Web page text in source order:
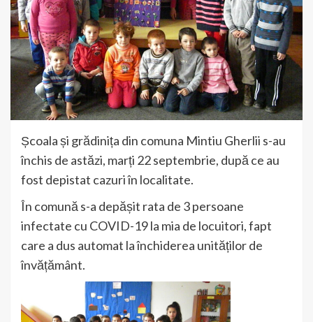
Școala și grădinița din comuna Mintiu Gherlii s-au
închis de astăzi, marți 22 septembrie, după ce au
fost depistat cazuri în localitate.
În comună s-a depășit rata de 3 persoane
infectate cu COVID-19 la mia de locuitori, fapt
care a dus automat la închiderea unităților de
învățământ.